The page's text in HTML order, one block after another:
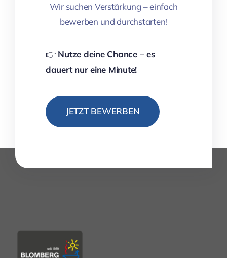
Wir suchen Verstärkung – einfach
bewerben und durchstarten!
👉 Nutze deine Chance – es
dauert nur eine Minute!
JETZT BEWERBEN